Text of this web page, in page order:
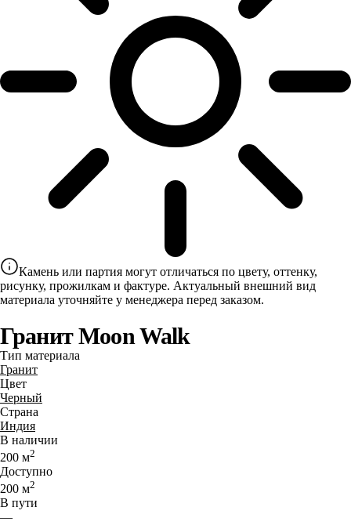
Камень или партия могут отличаться по цвету, оттенку,
рисунку, прожилкам и фактуре. Актуальный внешний вид
материала уточняйте у менеджера перед заказом.
Гранит Moon Walk
Тип материала
Гранит
Цвет
Черный
Страна
Индия
В наличии
200 м2
Доступно
200 м2
В пути
—